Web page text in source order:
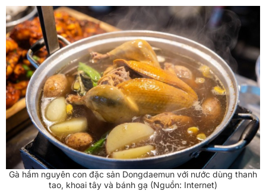
Gà hầm nguyên con đặc sản Dongdaemun với nước dùng thanh
tao, khoai tây và bánh gạ (Nguồn: Internet)